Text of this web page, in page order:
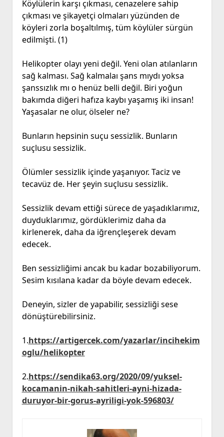
Köylülerin karşı çıkması, cenazelere sahip
çıkması ve şikayetçi olmaları yüzünden de
köyleri zorla boşaltılmış, tüm köylüler sürgün
edilmişti. (1)
Helikopter olayı yeni değil. Yeni olan atılanların
sağ kalması. Sağ kalmalaı şans mıydı yoksa
şanssızlık mı o henüz belli değil. Biri yoğun
bakımda diğeri hafıza kaybı yaşamış iki insan!
Yaşasalar ne olur, ölseler ne?
Bunların hepsinin suçu sessizlik. Bunların
suçlusu sessizlik.
Ölümler sessizlik içinde yaşanıyor. Taciz ve
tecavüz de. Her şeyin suçlusu sessizlik.
Sessizlik devam ettiği sürece de yaşadıklarımız,
duyduklarımız, gördüklerimiz daha da
kirlenerek, daha da iğrençleşerek devam
edecek.
Ben sessizliğimi ancak bu kadar bozabiliyorum.
Sesim kısılana kadar da böyle devam edecek.
Deneyin, sizler de yapabilir, sessizliği sese
dönüştürebilirsiniz.
1.https://artigercek.com/yazarlar/incihekim
oglu/helikopter
2.https://sendika63.org/2020/09/yuksel-
kocamanin-nikah-sahitleri-ayni-hizada-
duruyor-bir-gorus-ayriligi-yok-596803/